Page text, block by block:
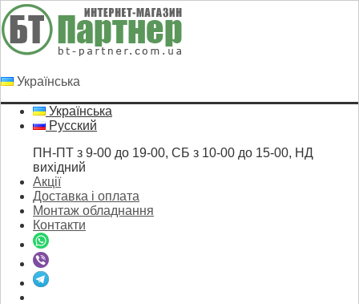
Українська
Українська
Русский
ПН-ПТ з 9-00 до 19-00, СБ з 10-00 до 15-00, НД
вихідний
Акції
Доставка і оплата
Монтаж обладнання
Контакти